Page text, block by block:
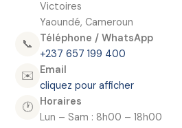
Victoires
Yaoundé, Cameroun
📞
Téléphone / WhatsApp
+237 657 199 400
✉️
Email
cliquez pour afficher
🕐
Horaires
Lun – Sam : 8h00 – 18h00